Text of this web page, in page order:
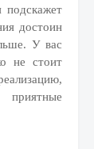
подскажет
достоин
У вас
не стоит